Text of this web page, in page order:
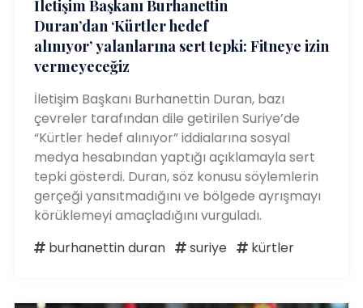
İletişim Başkanı Burhanettin
Duran’dan ‘Kürtler hedef
alınıyor’ yalanlarına sert tepki: Fitneye izin
vermeyeceğiz
İletişim Başkanı Burhanettin Duran, bazı
çevreler tarafından dile getirilen Suriye’de
“Kürtler hedef alınıyor” iddialarına sosyal
medya hesabından yaptığı açıklamayla sert
tepki gösterdi. Duran, söz konusu söylemlerin
gerçeği yansıtmadığını ve bölgede ayrışmayı
körüklemeyi amaçladığını vurguladı.
burhanettin duran
suriye kürtler